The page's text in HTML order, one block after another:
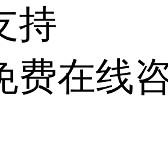
持
费在线